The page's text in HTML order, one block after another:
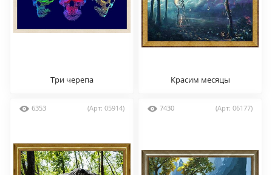
Три черепа Красим месяцы
6353 (Арт: 05914) 7430 (Арт: 06177)